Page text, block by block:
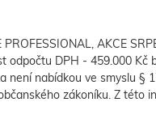
AKCE
DPH - 459.000 Kč
není nabídkou ve smyslu §
zákoníku. Z této